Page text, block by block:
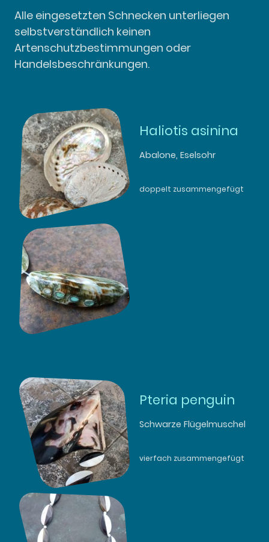
Alle eingesetzten Schnecken unterliegen
selbstverständlich keinen
Artenschutzbestimmungen oder
Handelsbeschränkungen.
Haliotis asinina
Abalone, Eselsohr
doppelt zusammengefügt
Pteria penguin
Schwarze Flügelmuschel
vierfach zusammengefügt